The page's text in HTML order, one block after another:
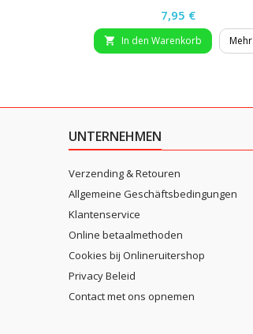
Preis
7,95 €
 In den Warenkorb Mehr
UNTERNEHMEN
Verzending & Retouren
Allgemeine Geschäftsbedingungen
Klantenservice
Online betaalmethoden
Cookies bij Onlineruitershop
Privacy Beleid
Contact met ons opnemen